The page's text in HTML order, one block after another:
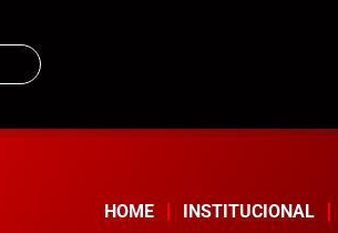
HOME INSTITUCIONAL